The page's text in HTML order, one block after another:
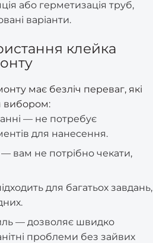
або герметизація труб,
варіанти.
клейка
має безліч переваг, які
вибором:
— не потребує
для нанесення.
вам не потрібно чекати,
для багатьох завдань,
— дозволяє швидко
проблеми без зайвих